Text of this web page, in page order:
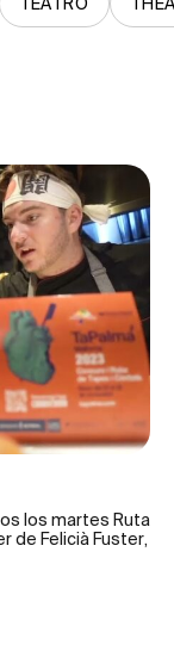
los martes Ruta
de Felicià Fuster,